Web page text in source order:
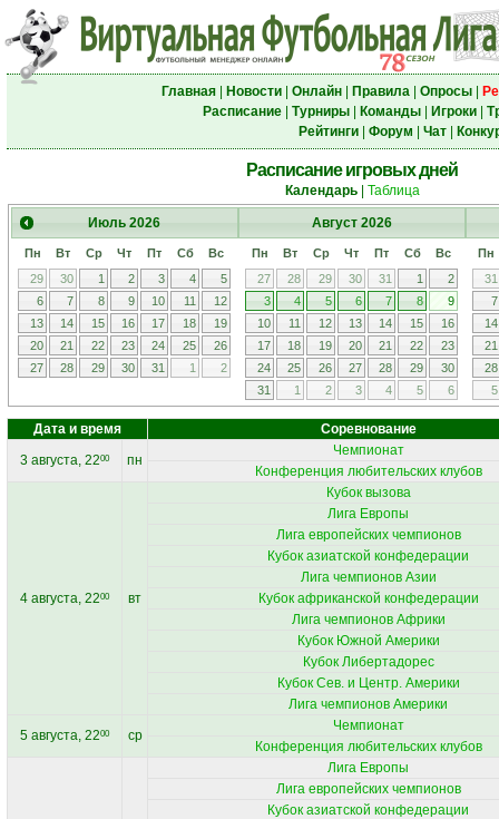
Главная| Новости| Онлайн| Правила| Опросы|
Расписание| Турниры| Команды| Игроки|
Рейтинги| Форум Чат|
Расписание игровых дней
Календарь| Таблица
Июль 2026
Пн Вт Ср Чт Пт Сб
Вс
29
30 1 2 3 4
5
6
7 8 9 10 11
12
13
14 15 16 17 18
19
20
21 22 23 24 25
26
27
28 29 30 31 1 2
Август 2026
Пн Вт Ср Чт Пт Сб
Вс
27
28 29 30 31 1
2
3
4 5 6 7 8
9
10
11 12 13 14 15
16
17
18 19 20 21 22
23
24
25 26 27 28 29
30
31
1 2 3 4 5 6
Пн
31
7
14
21
28
5
Дата и время
Соревнование
3 августа, 2200 пн
Чемпионат
Конференция любительских клубов
4 августа, 2200 вт
Кубок вызова
Лига Европы
Лига европейских чемпионов
Кубок азиатской конфедерации
Лига чемпионов Азии
Кубок африканской конфедерации
Лига чемпионов Африки
Кубок Южной Америки
Кубок Либертадорес
Кубок Сев. и Центр. Америки
Лига чемпионов Америки
5 августа, 2200 ср
Чемпионат
Конференция любительских клубов
Лига Европы
Лига европейских чемпионов
Кубок азиатской конфедерации